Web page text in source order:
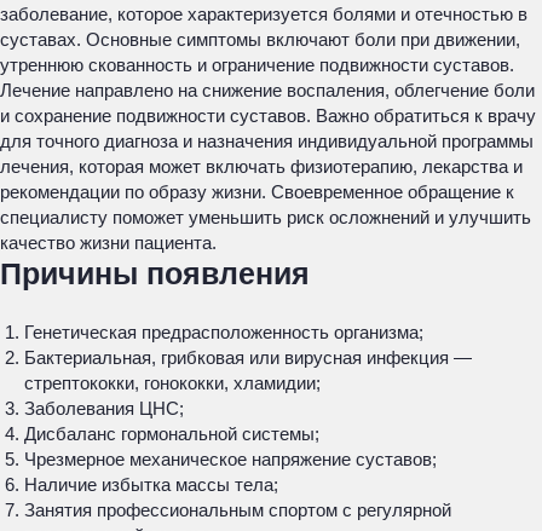
заболевание, которое характеризуется болями и отечностью в
суставах. Основные симптомы включают боли при движении,
утреннюю скованность и ограничение подвижности суставов.
Лечение направлено на снижение воспаления, облегчение боли
и сохранение подвижности суставов. Важно обратиться к врачу
для точного диагноза и назначения индивидуальной программы
лечения, которая может включать физиотерапию, лекарства и
рекомендации по образу жизни. Своевременное обращение к
специалисту поможет уменьшить риск осложнений и улучшить
качество жизни пациента.
Причины появления
Генетическая предрасположенность организма;
Бактериальная, грибковая или вирусная инфекция —
стрептококки, гонококки, хламидии;
Заболевания ЦНС;
Дисбаланс гормональной системы;
Чрезмерное механическое напряжение суставов;
Наличие избытка массы тела;
Занятия профессиональным спортом с регулярной